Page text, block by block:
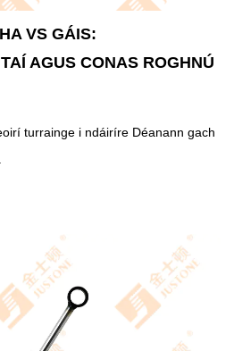
VS GÁIS:
AGUS CONAS ROGHNÚ
turrainge i ndáiríre Déanann gach